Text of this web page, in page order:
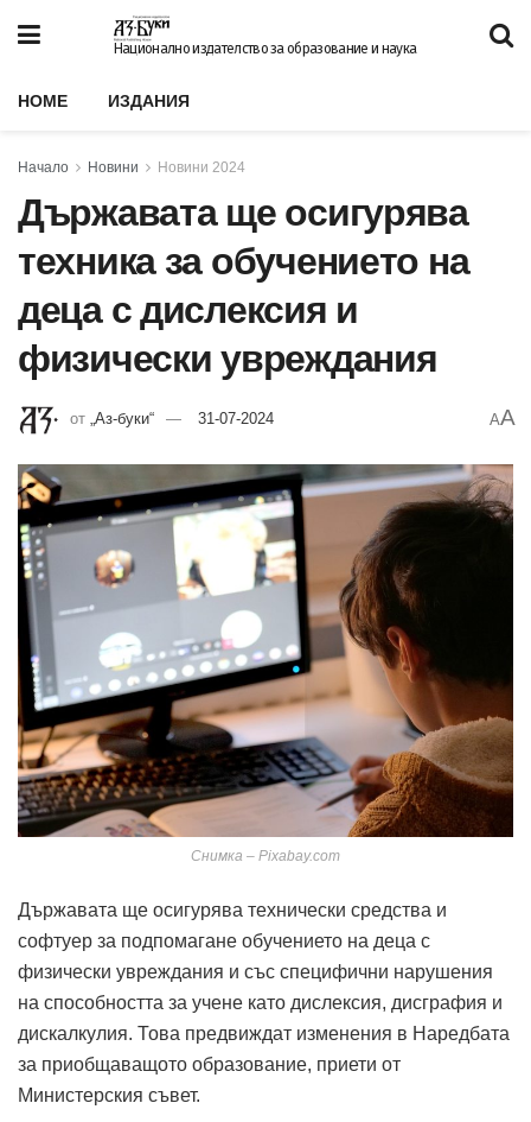
Национално издателство за образование и наука
HOME ИЗДАНИЯ
Начало Новини Новини 2024
Държавата ще осигурява
техника за обучението на
деца с дислексия и
физически увреждания
от „Аз-буки“ 31-07-2024 AA
Снимка – Pixabay.com
Държавата ще осигурява технически средства и
софтуер за подпомагане обучението на деца с
физически увреждания и със специфични нарушения
на способността за учене като дислексия, дисграфия и
дискалкулия. Това предвиждат изменения в Наредбата
за приобщаващото образование, приети от
Министерския съвет.